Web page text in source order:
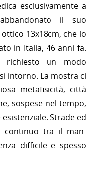
esclusivamente a
il suo
13x18cm, che lo
in Italia, 46 anni fa.
un modo
intorno. La mostra ci
metafisicità, città
sospese nel tempo,
Strade ed
continuo tra il man-
difficile e spesso